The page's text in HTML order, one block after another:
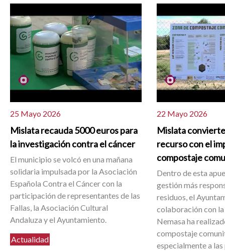
25 Mayo 2026
Mislata recauda 5000 euros para
la investigación contra el cáncer
El municipio se volcó en una mañana
solidaria impulsada por la Asociación
Española Contra el Cáncer con la
participación de representantes de las
Fallas, la Asociación Cultural
Andaluza y el Ayuntamiento.
Actualidad
22 Mayo 2026
Mislata
recurso con el
compostaje
Dentro de esta
gestión más
residuos, el
colaboración con
Nemasa ha
compostaje
especialmente a